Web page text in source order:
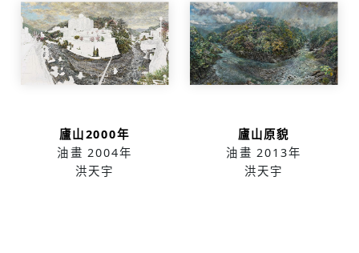
廬山2000年
油畫 2004年
洪天宇
廬山原貌
油畫 2013年
洪天宇